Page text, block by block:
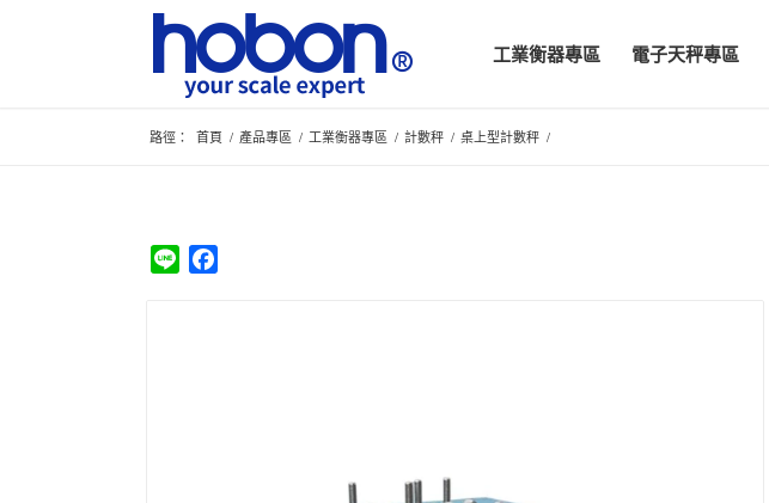
工業衡器專區 電子天秤專區
路徑： 首頁 / 產品專區 / 工業衡器專區 / 計數秤 / 桌上型計數秤 /
Line